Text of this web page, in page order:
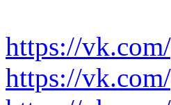
https://
https://